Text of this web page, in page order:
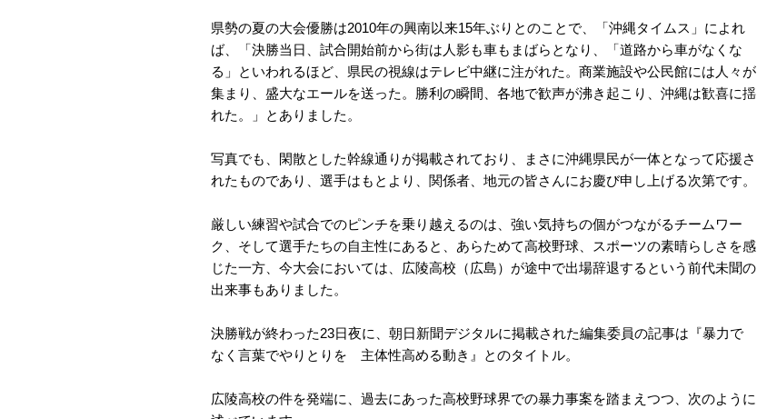
県勢の夏の大会優勝は2010年の興南以来15年ぶりとのことで、「沖縄タイムス」によれ
ば、「決勝当日、試合開始前から街は人影も車もまばらとなり、「道路から車がなくな
る」といわれるほど、県民の視線はテレビ中継に注がれた。商業施設や公民館には人々が
集まり、盛大なエールを送った。勝利の瞬間、各地で歓声が沸き起こり、沖縄は歓喜に揺
れた。」とありました。
写真でも、閑散とした幹線通りが掲載されており、まさに沖縄県民が一体となって応援さ
れたものであり、選手はもとより、関係者、地元の皆さんにお慶び申し上げる次第です。
厳しい練習や試合でのピンチを乗り越えるのは、強い気持ちの個がつながるチームワー
ク、そして選手たちの自主性にあると、あらためて高校野球、スポーツの素晴らしさを感
じた一方、今大会においては、広陵高校（広島）が途中で出場辞退するという前代未聞の
出来事もありました。
決勝戦が終わった23日夜に、朝日新聞デジタルに掲載された編集委員の記事は『暴力で
なく言葉でやりとりを 主体性高める動き』とのタイトル。
広陵高校の件を発端に、過去にあった高校野球界での暴力事案を踏まえつつ、次のように